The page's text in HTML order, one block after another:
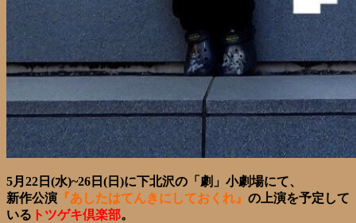
5月22日(水)~26日(日)に下北沢の「劇」小劇場にて、
新作公演 『あしたはてんきにしておくれ』 の上演を予定して
いる トツゲキ倶楽部。